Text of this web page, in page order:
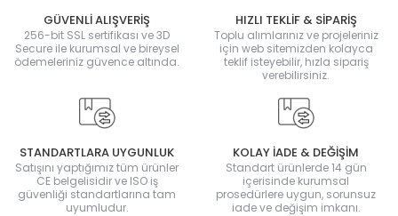
GÜVENLİ ALIŞVERİŞ
256-bit SSL sertifikası ve 3D
Secure ile kurumsal ve bireysel
ödemeleriniz güvence altında.
HIZLI TEKLİF & SİPARİŞ
Toplu alımlarınız ve projeleriniz
için web sitemizden kolayca
teklif isteyebilir, hızla sipariş
verebilirsiniz.
STANDARTLARA UYGUNLUK
Satışını yaptığımız tüm ürünler
CE belgelisidir ve ISO iş
güvenliği standartlarına tam
uyumludur.
KOLAY İADE & DEĞİŞİM
Standart ürünlerde 14 gün
içerisinde kurumsal
prosedürlere uygun, sorunsuz
iade ve değişim imkanı.